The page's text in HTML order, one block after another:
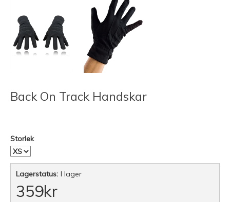
Back On Track Handskar
Storlek
Lagerstatus: I lager
359kr